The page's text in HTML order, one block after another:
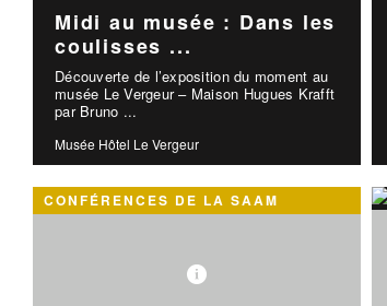
Midi au musée : Dans les
coulisses ...
Découverte de l’exposition du moment au
musée Le Vergeur – Maison Hugues Krafft
par Bruno ...
Musée Hôtel Le Vergeur
CONFÉRENCES DE LA SAAM